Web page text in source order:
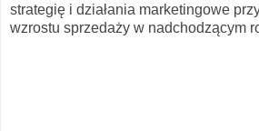
strategię i działania marketingowe
wzrostu sprzedaży w nadchodzącym